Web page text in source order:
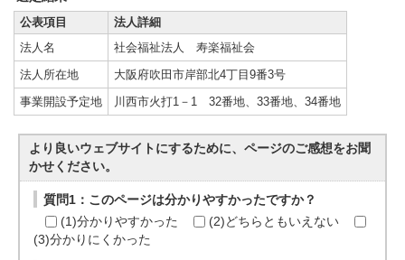
公表項目
法人詳細
法人名
社会福祉法人 寿楽福祉会
法人所在地
大阪府吹田市岸部北4丁目9番3号
事業開設予定地
川西市火打1－1 32番地、33番地、34番地
より良いウェブサイトにするために、ページのご感想をお聞
かせください。
質問1：このページは分かりやすかったですか？
(1)分かりやすかった
(2)どちらともいえない
(3)分かりにくかった